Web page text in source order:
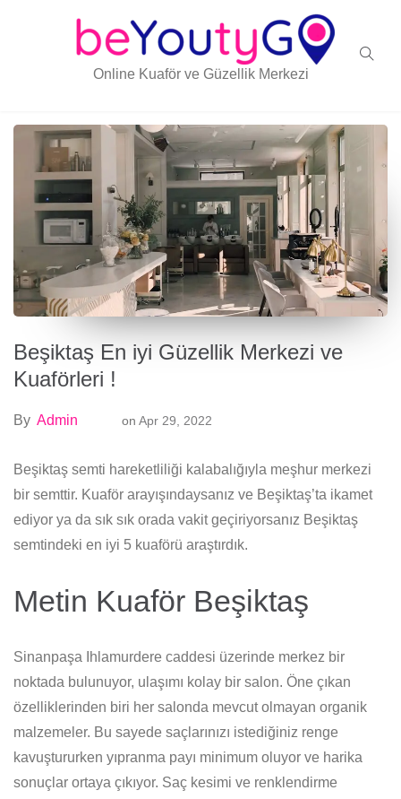
Online Kuaför ve Güzellik Merkezi
Beşiktaş En iyi Güzellik Merkezi ve
Kuaförleri !
By Admin on Apr 29, 2022
Beşiktaş semti hareketliliği kalabalığıyla meşhur merkezi
bir semttir. Kuaför arayışındaysanız ve Beşiktaş’ta ikamet
ediyor ya da sık sık orada vakit geçiriyorsanız Beşiktaş
semtindeki en iyi 5 kuaförü araştırdık.
Metin Kuaför Beşiktaş
Sinanpaşa Ihlamurdere caddesi üzerinde merkez bir
noktada bulunuyor, ulaşımı kolay bir salon. Öne çıkan
özelliklerinden biri her salonda mevcut olmayan organik
malzemeler. Bu sayede saçlarınızı istediğiniz renge
kavuştururken yıpranma payı minimum oluyor ve harika
sonuçlar ortaya çıkıyor. Saç kesimi ve renklendirme